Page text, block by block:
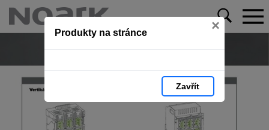
Produkty na stránce ×
Zavřít